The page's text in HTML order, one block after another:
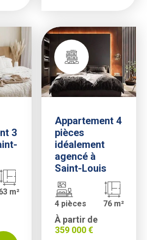
3
m²
Appartement 4
pièces
idéalement
agencé à
Saint-Louis
4 pièces 76 m²
À partir de
359 000 €